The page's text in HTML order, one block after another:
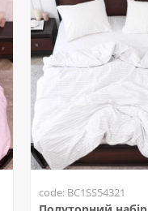
code: BC1SS54321